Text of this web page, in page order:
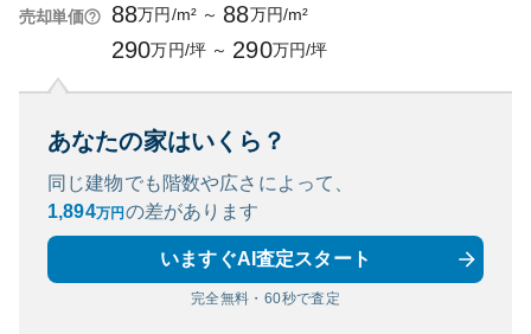
売却単価 88万円/m² ～ 88万円/m²
290万円/坪 ～ 290万円/坪
あなたの家はいくら？
同じ建物でも階数や広さによって、
1,894万円 の差があります
いますぐAI査定スタート
完全無料・60秒で査定